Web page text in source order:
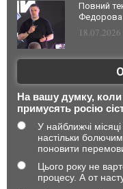
Повний
Федорова
На вашу думку, коли
примусять росію
У найближчі
настільки
поновити
Цього року не
процесу. А от